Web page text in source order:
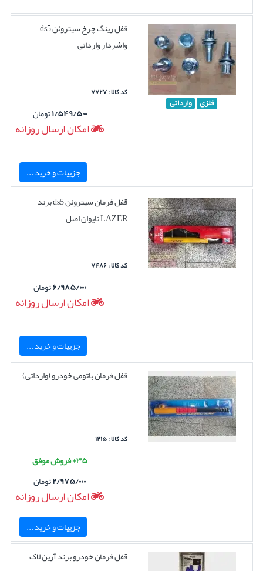
فلزی وارداتی
قفل رینگ چرخ سیتروئن ds5
واشردار وارداتی
کد کالا : ۷۷۲۷
۱/۵۴۹/۵۰۰تومان
امکان ارسال روزانه
جزییات و خرید ...
قفل فرمان سیتروئن ds5 برند
LAZER تایوان اصل
کد کالا : ۷۴۸۶
۶/۹۸۵/۰۰۰تومان
امکان ارسال روزانه
جزییات و خرید ...
قفل فرمان باتومی خودرو (وارداتی)
کد کالا : ۱۲۱۵
۳۵+ فروش موفق
۲/۹۷۵/۰۰۰تومان
امکان ارسال روزانه
جزییات و خرید ...
قفل فرمان خودرو برند آرین لاک